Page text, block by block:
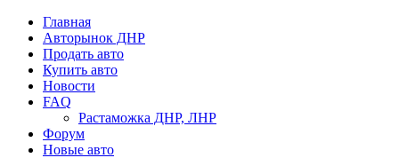
Главная
Авторынок ДНР
Продать авто
Купить авто
Новости
FAQ
Растаможка ДНР, ЛНР
Форум
Новые авто